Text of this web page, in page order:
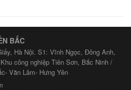
BẮC
Hà Nội. S1: Vĩnh Ngọc, Đông Anh,
công nghiệp Tiên Sơn, Bắc Ninh /
Văn Lâm- Hưng Yên